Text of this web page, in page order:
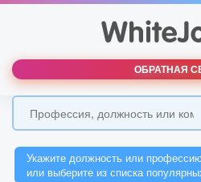
ОБРАТНАЯ
Укажите должность или
или выберите из списка